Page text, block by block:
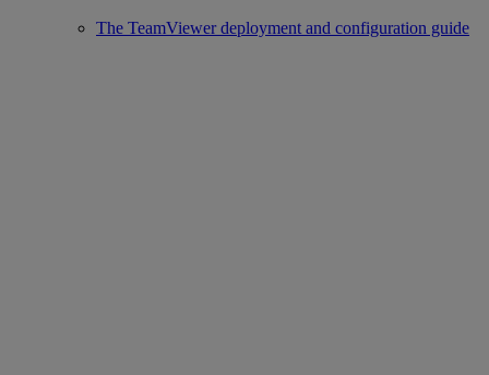
The TeamViewer deployment and configuration guide